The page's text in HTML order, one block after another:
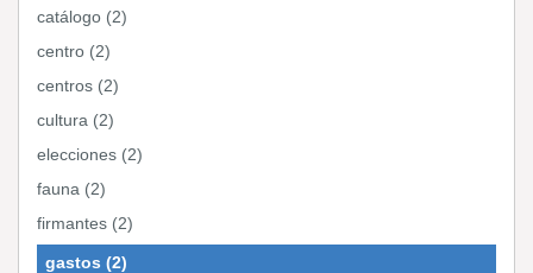
catálogo (2)
centro (2)
centros (2)
cultura (2)
elecciones (2)
fauna (2)
firmantes (2)
gastos (2)